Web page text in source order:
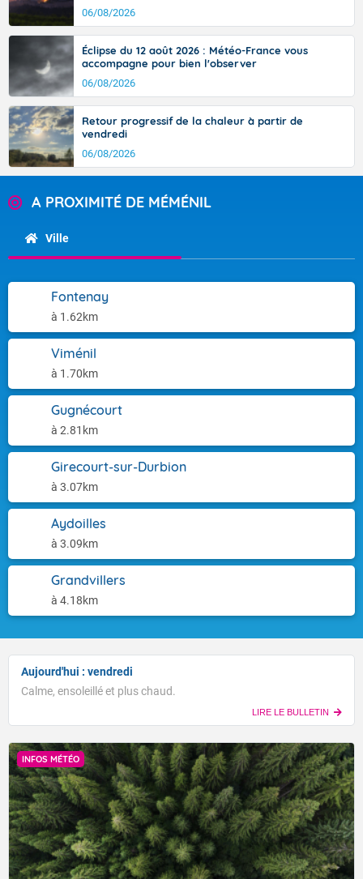
06/08/2026
Éclipse du 12 août 2026 : Météo-France vous
accompagne pour bien l'observer
06/08/2026
Retour progressif de la chaleur à partir de
vendredi
06/08/2026
A PROXIMITÉ DE MÉMÉNIL
Ville
Fontenay
à 1.62km
Viménil
à 1.70km
Gugnécourt
à 2.81km
Girecourt-sur-Durbion
à 3.07km
Aydoilles
à 3.09km
Grandvillers
à 4.18km
Aujourd'hui : vendredi
Calme, ensoleillé et plus chaud.
LIRE LE BULLETIN
INFOS MÉTÉO